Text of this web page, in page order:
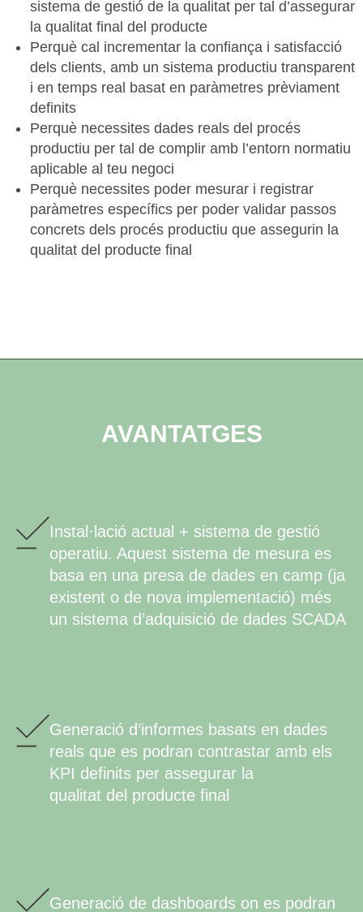
sistema de gestió de la qualitat per tal d’assegurar
la qualitat final del producte
Perquè cal incrementar la confiança i satisfacció
dels clients, amb un sistema productiu transparent
i en temps real basat en paràmetres prèviament
definits
Perquè necessites dades reals del procés
productiu per tal de complir amb l’entorn normatiu
aplicable al teu negoci
Perquè necessites poder mesurar i registrar
paràmetres específics per poder validar passos
concrets dels procés productiu que assegurin la
qualitat del producte final
AVANTATGES
Instal·lació actual + sistema de gestió
operatiu. Aquest sistema de mesura es
basa en una presa de dades en camp (ja
existent o de nova implementació) més
un sistema d’adquisició de dades SCADA
Generació d’informes basats en dades
reals que es podran contrastar amb els
KPI definits per assegurar la
qualitat del producte final
Generació de dashboards on es podran